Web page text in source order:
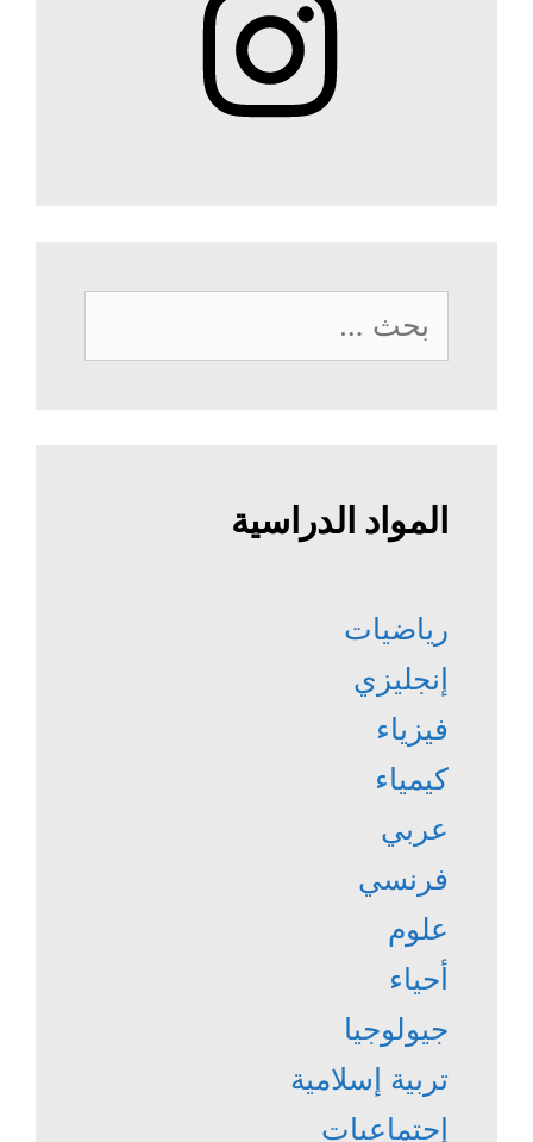
عن:
المواد الدراسية
رياضيات
إنجليزي
فيزياء
كيمياء
عربي
فرنسي
علوم
أحياء
جيولوجيا
تربية إسلامية
إجتماعيات